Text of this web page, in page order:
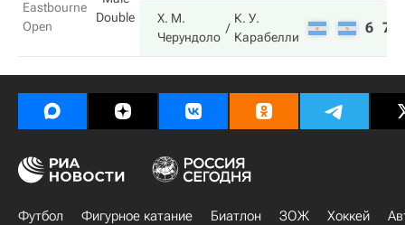
Eastbourne
Open
Double
Х. М.
Черундоло
К. У.
Карабелли
6 7
Футбол Фигурное катание Биатлон ЗОЖ Хоккей